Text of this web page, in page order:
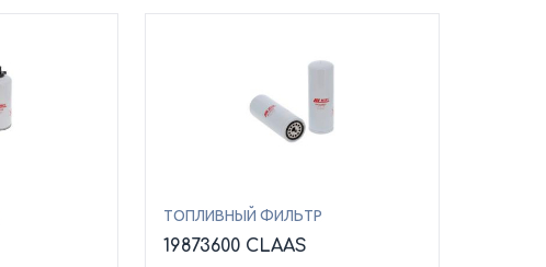
ТОПЛИВНЫЙ ФИЛЬТР
19873600 CLAAS